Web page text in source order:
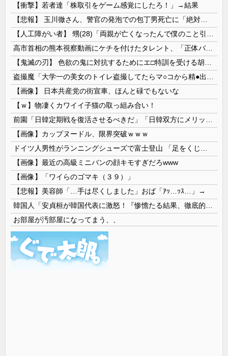
【衝撃】若者達「株取引をゲーム感覚にしたろ！」→結果
高市首相の熊本視察動画にケチを付けたタレント、「正体バレバレよな」と黒電話の呼び方であっさりと……
【画像】 日本共産党の街宣車、ほんと碌でもないな
【ｗ】物凄くカワイイ子猫の取っ組み合い！
【画像】カップヌードル、限界突破ｗｗｗ
【画像】最近の高級ミニバンの顔キモすぎだろwww
【画像】「ワイらのゴマキ（３９）」
【悲報】美容師「…手は尽くしました」おば「ｱｯ…ｯｽ…」→
お部屋が汚部屋になってまう、、